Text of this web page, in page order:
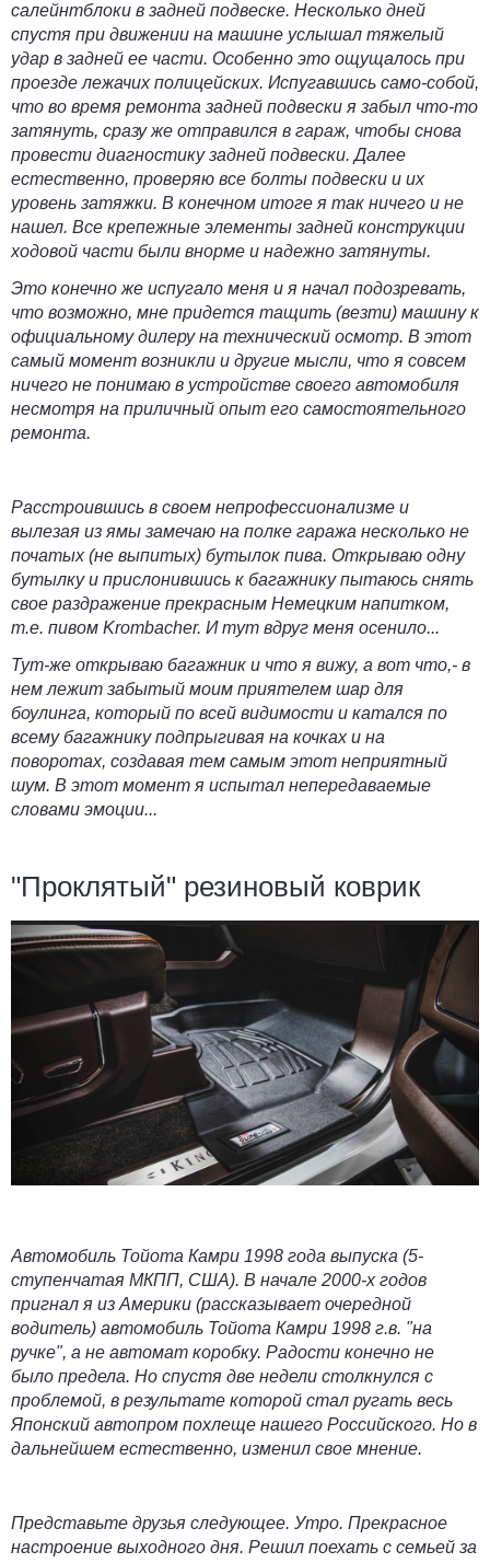
салейнтблоки в задней подвеске. Несколько дней
спустя при движении на машине услышал тяжелый
удар в задней ее части. Особенно это ощущалось при
проезде лежачих полицейских. Испугавшись само-собой,
что во время ремонта задней подвески я забыл что-то
затянуть, сразу же отправился в гараж, чтобы снова
провести диагностику задней подвески. Далее
естественно, проверяю все болты подвески и их
уровень затяжки. В конечном итоге я так ничего и не
нашел. Все крепежные элементы задней конструкции
ходовой части были внорме и надежно затянуты.
Это конечно же испугало меня и я начал подозревать,
что возможно, мне придется тащить (везти) машину к
официальному дилеру на технический осмотр. В этот
самый момент возникли и другие мысли, что я совсем
ничего не понимаю в устройстве своего автомобиля
несмотря на приличный опыт его самостоятельного
ремонта.
Расстроившись в своем непрофессионализме и
вылезая из ямы замечаю на полке гаража несколько не
початых (не выпитых) бутылок пива. Открываю одну
бутылку и прислонившись к багажнику пытаюсь снять
свое раздражение прекрасным Немецким напитком,
т.е. пивом Krombacher. И тут вдруг меня осенило...
Тут-же открываю багажник и что я вижу, а вот что,- в
нем лежит забытый моим приятелем шар для
боулинга, который по всей видимости и катался по
всему багажнику подпрыгивая на кочках и на
поворотах, создавая тем самым этот неприятный
шум. В этот момент я испытал непередаваемые
словами эмоции...
"Проклятый" резиновый коврик
Автомобиль Тойота Камри 1998 года выпуска (5-
ступенчатая МКПП, США). В начале 2000-х годов
пригнал я из Америки (рассказывает очередной
водитель) автомобиль Тойота Камри 1998 г.в. "на
ручке", а не автомат коробку. Радости конечно не
было предела. Но спустя две недели столкнулся с
проблемой, в результате которой стал ругать весь
Японский автопром похлеще нашего Российского. Но в
дальнейшем естественно, изменил свое мнение.
Представьте друзья следующее. Утро. Прекрасное
настроение выходного дня. Решил поехать с семьей за